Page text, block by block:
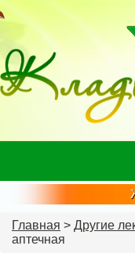
Главная > Другие
аптечная